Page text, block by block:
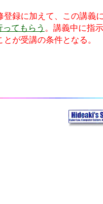
登録に加えて、この講義
てもらう 。講義中に指
が受講の条件となる。